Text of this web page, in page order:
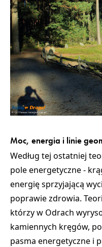
Moc, energia i linie
Według tej ostatniej
pole energetyczne -
energię sprzyjającą
poprawie zdrowia.
którzy w Odrach
kamiennych kręgów,
pasma energetyczne i